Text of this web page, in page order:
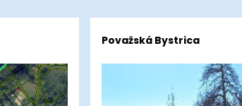
Považská Bystrica